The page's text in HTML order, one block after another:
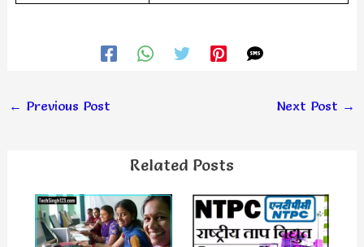
← Previous Post Next Post →
Related Posts